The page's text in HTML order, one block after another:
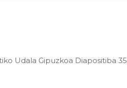
Udala Gipuzkoa Diapositiba 35